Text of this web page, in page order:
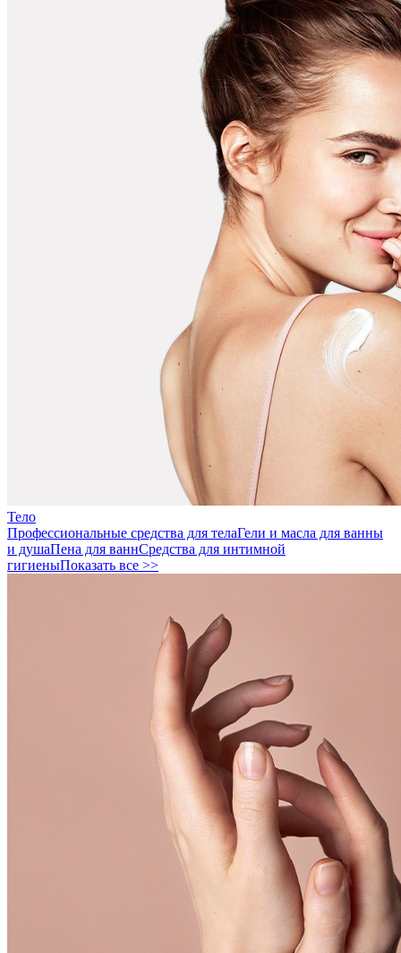
Тело
Профессиональные средства для телаГели и масла для ванны
и душаПена для ваннСредства для интимной
гигиеныПоказать все >>